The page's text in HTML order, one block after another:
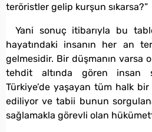
teröristler gelip kurşun sıkarsa?”
Yani sonuç itibarıyla bu
hayatındaki insanın her an
gelmesidir. Bir düşmanın varsa o
tehdit altında gören insan
Türkiye’de yaşayan tüm halk
ediliyor ve tabii bunun
sağlamakla görevli olan